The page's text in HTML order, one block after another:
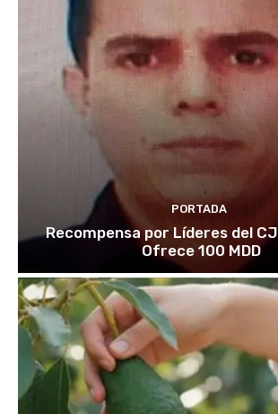
PORTADA
Recompensa por Líderes del
Ofrece 100 MDD